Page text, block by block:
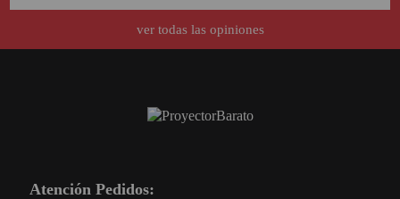
ver todas las opiniones
Atención Pedidos: